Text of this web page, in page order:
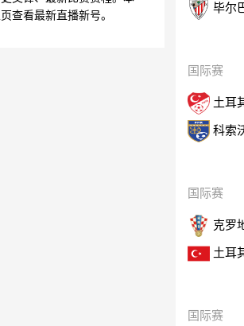
查看最新直播新号。
毕尔
国际赛
土耳
科索
国际赛
克罗
土耳
国际赛